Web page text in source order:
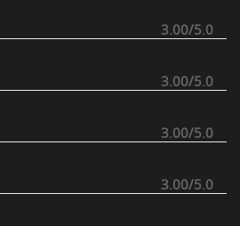
3.00/5.0
3.00/5.0
3.00/5.0
3.00/5.0